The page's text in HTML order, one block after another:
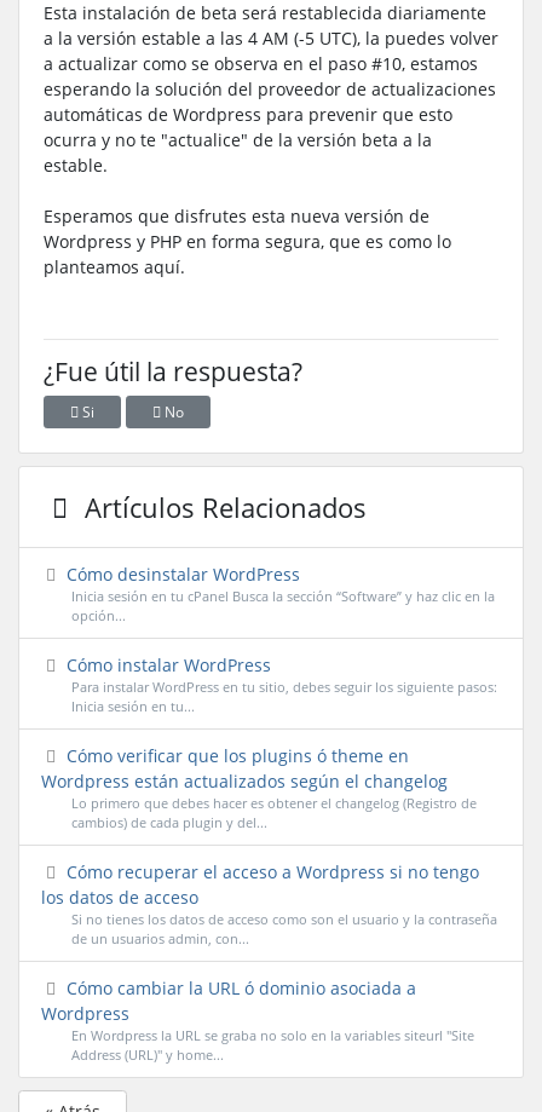
Esta instalación de beta será restablecida diariamente
a la versión estable a las 4 AM (-5 UTC), la puedes volver
a actualizar como se observa en el paso #10, estamos
esperando la solución del proveedor de actualizaciones
automáticas de Wordpress para prevenir que esto
ocurra y no te "actualice" de la versión beta a la
estable.
Esperamos que disfrutes esta nueva versión de
Wordpress y PHP en forma segura, que es como lo
planteamos aquí.
¿Fue útil la respuesta?
Si No
Artículos Relacionados
Cómo desinstalar WordPress
Inicia sesión en tu cPanel Busca la sección “Software” y haz clic en la
opción...
Cómo instalar WordPress
Para instalar WordPress en tu sitio, debes seguir los siguiente pasos:
Inicia sesión en tu...
Cómo verificar que los plugins ó theme en
Wordpress están actualizados según el changelog
Lo primero que debes hacer es obtener el changelog (Registro de
cambios) de cada plugin y del...
Cómo recuperar el acceso a Wordpress si no tengo
los datos de acceso
Si no tienes los datos de acceso como son el usuario y la contraseña
de un usuarios admin, con...
Cómo cambiar la URL ó dominio asociada a
Wordpress
En Wordpress la URL se graba no solo en la variables siteurl "Site
Address (URL)" y home...